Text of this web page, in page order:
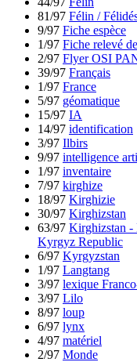
81/97 Félin /
9/97 Fiche espèce
1/97 Fiche relevé
2/97 Flyer OSI
39/97 Français
1/97 France
5/97 géomatique
15/97 IA
14/97 identification
3/97 Ilbirs
9/97 intelligence
1/97 inventaire
7/97 kirghize
18/97 Kirghizie
30/97 Kirghizstan
63/97 Kirghizstan
Kyrgyz Republic
6/97 Kyrgyzstan
1/97 Langtang
3/97 lexique
3/97 Lilo
8/97 loup
6/97 lynx
4/97 matériel
2/97 Monde